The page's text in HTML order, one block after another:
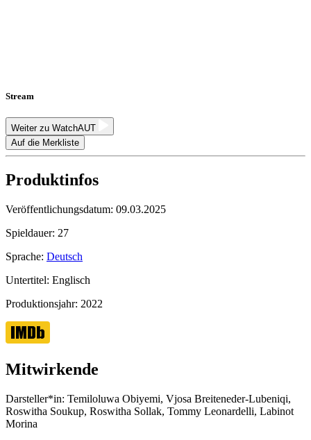
Stream
Weiter zu WatchAUT
Auf die Merkliste
Produktinfos
Veröffentlichungsdatum: 09.03.2025
Spieldauer: 27
Sprache: Deutsch
Untertitel: Englisch
Produktionsjahr: 2022
Mitwirkende
Darsteller*in: Temiloluwa Obiyemi, Vjosa Breiteneder-Lubeniqi,
Roswitha Soukup, Roswitha Sollak, Tommy Leonardelli, Labinot
Morina